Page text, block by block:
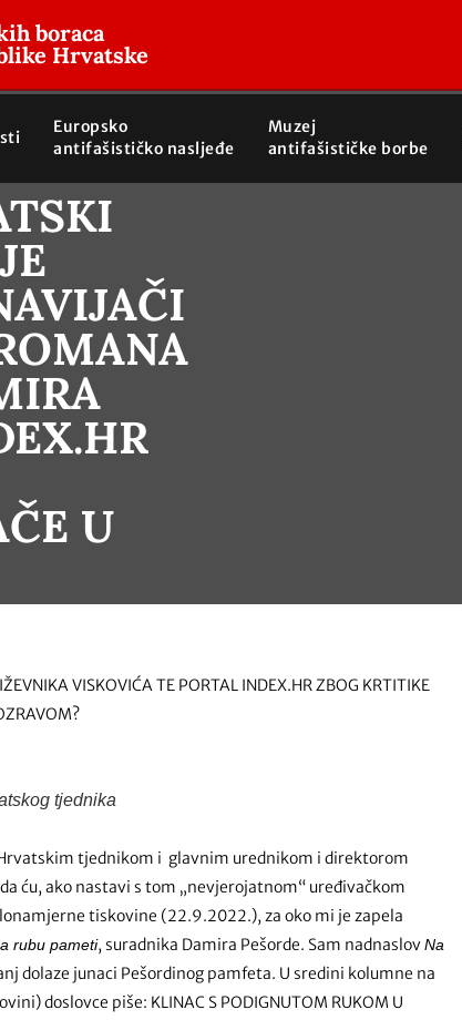
boraca
Hrvatske
Europsko
antifašističko nasljeđe
Muzej
antifašističke borbe
U
VISKOVIĆA TE PORTAL INDEX.HR ZBOG KRTITIKE
tjednika
tjednikom i glavnim urednikom i direktorom
ću, ako nastavi s tom „nevjerojatnom“ uređivačkom
tiskovine (22.9.2022.), za oko mi je zapela
rubu pameti, suradnika Damira Pešorde. Sam nadnaslovNa
dolaze junaci Pešordinog pamfeta. U sredini kolumne na
doslovce piše: KLINAC S PODIGNUTOM RUKOM U